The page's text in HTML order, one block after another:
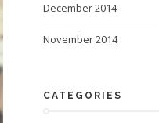
December 2014
November 2014
CATEGORIES